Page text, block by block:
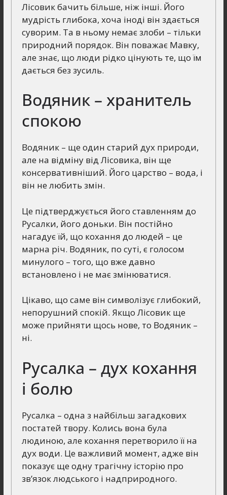
Лісовик бачить більше, ніж інші. Його
мудрість глибока, хоча іноді він здається
суворим. Та в ньому немає злоби – тільки
природний порядок. Він поважає Мавку,
але знає, що люди рідко цінують те, що їм
дається без зусиль.
Водяник – хранитель
спокою
Водяник – ще один старий дух природи,
але на відміну від Лісовика, він ще
консервативніший. Його царство – вода, і
він не любить змін.
Це підтверджується його ставленням до
Русалки, його доньки. Він постійно
нагадує їй, що кохання до людей – це
марна річ. Водяник, по суті, є голосом
минулого – того, що вже давно
встановлено і не має змінюватися.
Цікаво, що саме він символізує глибокий,
непорушний спокій. Якщо Лісовик ще
може прийняти щось нове, то Водяник –
ні.
Русалка – дух кохання
і болю
Русалка – одна з найбільш загадкових
постатей твору. Колись вона була
людиною, але кохання перетворило її на
дух води. Це важливий момент, адже він
показує ще одну трагічну історію про
зв’язок людського і надприродного.